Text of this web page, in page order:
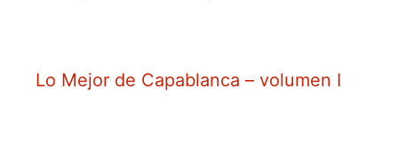
Lo Mejor de Capablanca – volumen I